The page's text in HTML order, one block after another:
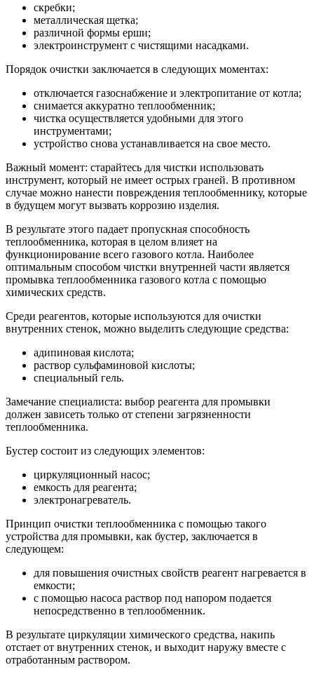
скребки;
металлическая щетка;
различной формы ерши;
электроинструмент с чистящими насадками.
Порядок очистки заключается в следующих моментах:
отключается газоснабжение и электропитание от котла;
снимается аккуратно теплообменник;
чистка осуществляется удобными для этого
инструментами;
устройство снова устанавливается на свое место.
Важный момент: старайтесь для чистки использовать
инструмент, который не имеет острых граней. В противном
случае можно нанести повреждения теплообменнику, которые
в будущем могут вызвать коррозию изделия.
В результате этого падает пропускная способность
теплообменника, которая в целом влияет на
функционирование всего газового котла. Наиболее
оптимальным способом чистки внутренней части является
промывка теплообменника газового котла с помощью
химических средств.
Среди реагентов, которые используются для очистки
внутренних стенок, можно выделить следующие средства:
адипиновая кислота;
раствор сульфаминовой кислоты;
специальный гель.
Замечание специалиста: выбор реагента для промывки
должен зависеть только от степени загрязненности
теплообменника.
Бустер состоит из следующих элементов:
циркуляционный насос;
емкость для реагента;
электронагреватель.
Принцип очистки теплообменника с помощью такого
устройства для промывки, как бустер, заключается в
следующем:
для повышения очистных свойств реагент нагревается в
емкости;
с помощью насоса раствор под напором подается
непосредственно в теплообменник.
В результате циркуляции химического средства, накипь
отстает от внутренних стенок, и выходит наружу вместе с
отработанным раствором.